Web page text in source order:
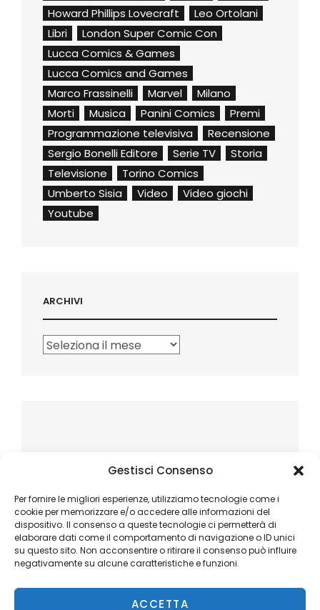
Gestisci Consenso
Per fornire le migliori esperienze, utilizziamo tecnologie come i
cookie per memorizzare e/o accedere alle informazioni del
dispositivo. Il consenso a queste tecnologie ci permetterà di
elaborare dati come il comportamento di navigazione o ID unici
su questo sito. Non acconsentire o ritirare il consenso può influire
negativamente su alcune caratteristiche e funzioni.
ACCETTA
Howard Phillips Lovecraft
Leo Ortolani
Libri
London Super Comic Con
Lucca Comics & Games
Lucca Comics and Games
Marco Frassinelli
Marvel
Milano
Morti
Musica Panini Comics
Premi
Programmazione televisiva
Recensione
Sergio Bonelli Editore
Serie TV
Storia
Televisione
Torino Comics
Umberto Sisia
Video
Video giochi
Youtube
ARCHIVI
Archivi